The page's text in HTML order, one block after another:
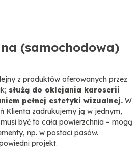
(samochodowa)
z produktów oferowanych przez
służą do oklejania karoserii
pełnej estetyki wizualnej. W
Klienta zadrukujemy ją w jednym,
być to cała powierzchnia – mogą
np. w postaci pasów.
projekt.